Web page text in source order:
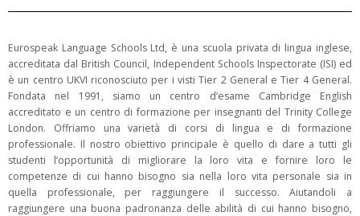
Eurospeak Language Schools Ltd, è una scuola privata di lingua inglese,
accreditata dal British Council, Independent Schools Inspectorate (ISI) ed
è un centro UKVI riconosciuto per i visti Tier 2 General e Tier 4 General.
Fondata nel 1991, siamo un centro d’esame Cambridge English
accreditato e un centro di formazione per insegnanti del Trinity College
London. Offriamo una varietà di corsi di lingua e di formazione
professionale. Il nostro obiettivo principale è quello di dare a tutti gli
studenti l’opportunità di migliorare la loro vita e fornire loro le
competenze di cui hanno bisogno sia nella loro vita personale sia in
quella professionale, per raggiungere il successo. Aiutandoli a
raggiungere una buona padronanza delle abilità di cui hanno bisogno,